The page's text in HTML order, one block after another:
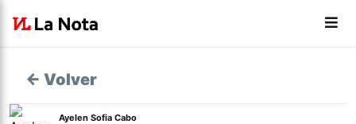
← Volver
Ayelen Sofia Cabo